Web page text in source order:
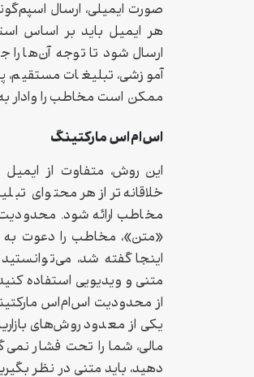
صورت ایمیلی، ارسال
هر ایمیل باید بر اساس
ارسال شود تا توجه آن‌ها
آموزشی، تبلیغات
ممکن است مخاطب را وادار
اس‌ام‌اس مارکتینگ
این روش، متفاوت از
خلاقانه‌تر از هر محتوای
مخاطب ارائه شود. محدودیت
«متن»، مخاطب را دعوت به
اینجا گفته شد،
متنی و ویدیویی استفاده
از محدودیت اس‌ام‌اس
یکی از معدود روش‌های
مالی، شما را تحت فشار
دهید، باید متنی در نظر